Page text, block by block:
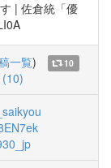
| 佐倉統「優
一覧)
10